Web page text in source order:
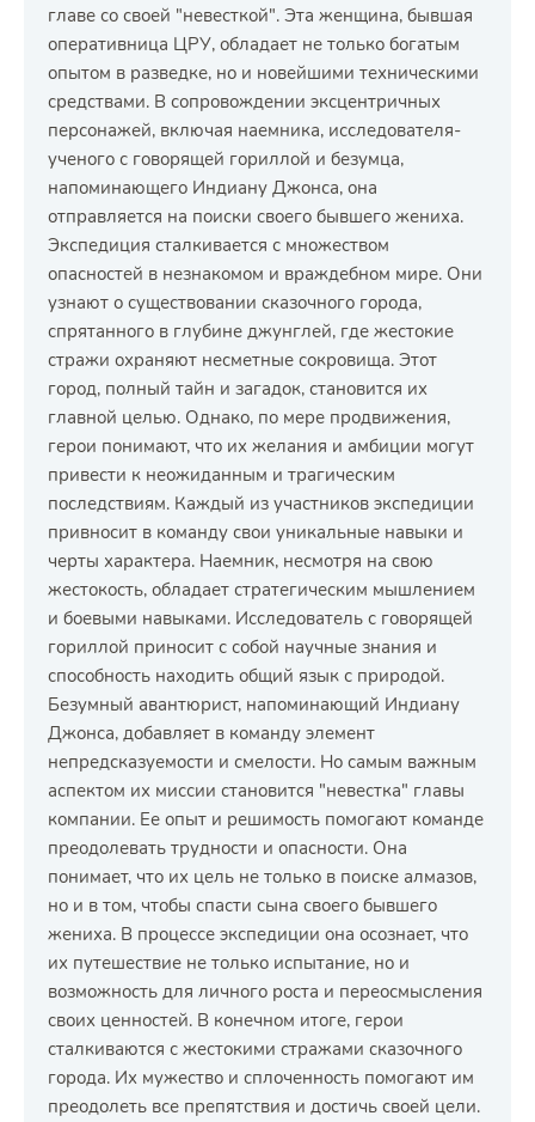
главе со своей "невесткой". Эта женщина, бывшая
оперативница ЦРУ, обладает не только богатым
опытом в разведке, но и новейшими техническими
средствами. В сопровождении эксцентричных
персонажей, включая наемника, исследователя-
ученого с говорящей гориллой и безумца,
напоминающего Индиану Джонса, она
отправляется на поиски своего бывшего жениха.
Экспедиция сталкивается с множеством
опасностей в незнакомом и враждебном мире. Они
узнают о существовании сказочного города,
спрятанного в глубине джунглей, где жестокие
стражи охраняют несметные сокровища. Этот
город, полный тайн и загадок, становится их
главной целью. Однако, по мере продвижения,
герои понимают, что их желания и амбиции могут
привести к неожиданным и трагическим
последствиям. Каждый из участников экспедиции
привносит в команду свои уникальные навыки и
черты характера. Наемник, несмотря на свою
жестокость, обладает стратегическим мышлением
и боевыми навыками. Исследователь с говорящей
гориллой приносит с собой научные знания и
способность находить общий язык с природой.
Безумный авантюрист, напоминающий Индиану
Джонса, добавляет в команду элемент
непредсказуемости и смелости. Но самым важным
аспектом их миссии становится "невестка" главы
компании. Ее опыт и решимость помогают команде
преодолевать трудности и опасности. Она
понимает, что их цель не только в поиске алмазов,
но и в том, чтобы спасти сына своего бывшего
жениха. В процессе экспедиции она осознает, что
их путешествие не только испытание, но и
возможность для личного роста и переосмысления
своих ценностей. В конечном итоге, герои
сталкиваются с жестокими стражами сказочного
города. Их мужество и сплоченность помогают им
преодолеть все препятствия и достичь своей цели.